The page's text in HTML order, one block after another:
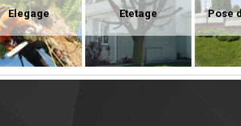
Elegage Etetage Pose